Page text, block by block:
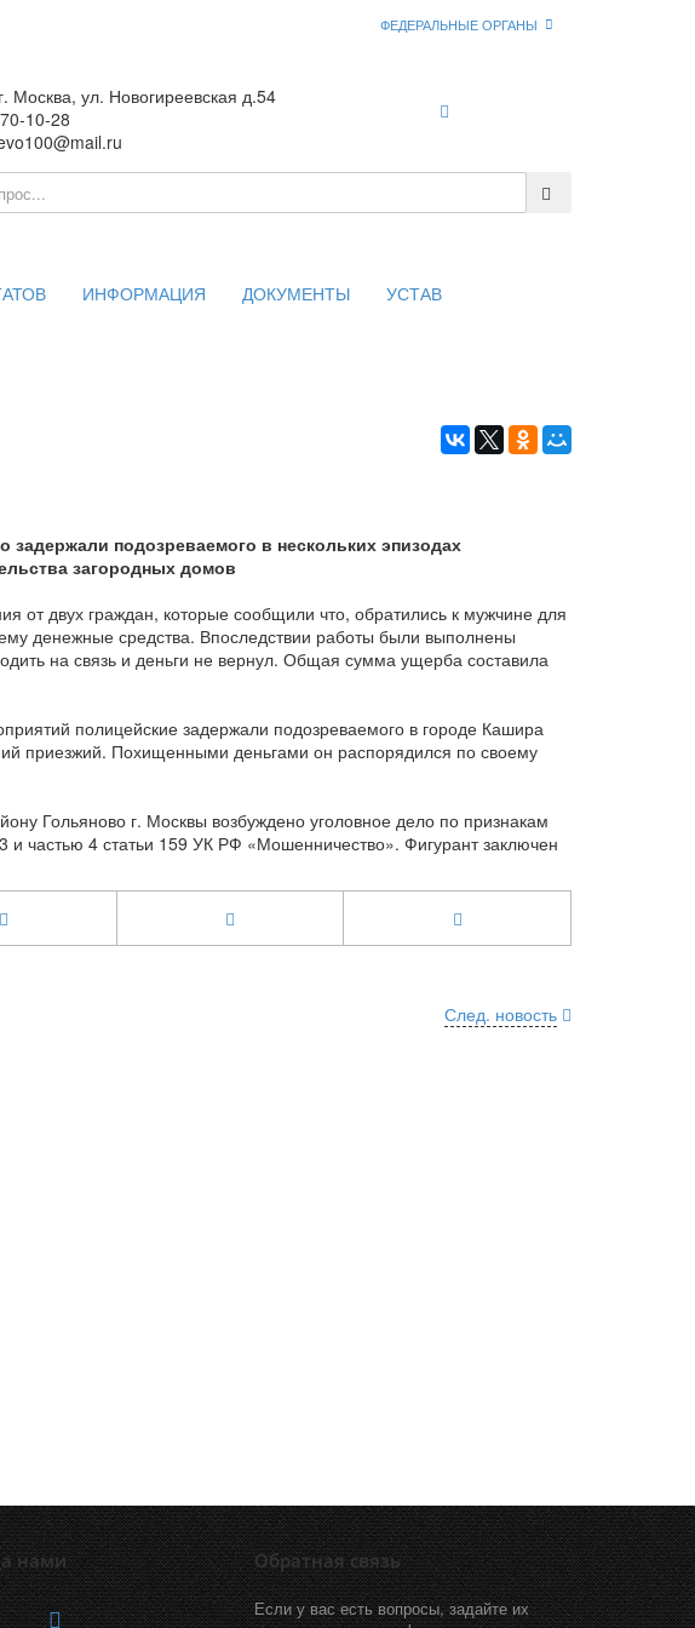
ФЕДЕРАЛЬНЫЕ ОРГАНЫ
Москва, ул. Новогиреевская д.54
10-28
ИНФОРМАЦИЯ ДОКУМЕНТЫ УСТАВ
подозреваемого в нескольких эпизодах
загородных домов
от двух граждан, которые сообщили что, обратились к мужчине для
денежные средства. Впоследствии работы были выполнены
на связь и деньги не вернул. Общая сумма ущерба составила
полицейские задержали подозреваемого в городе Кашира
приезжий. Похищенными деньгами он распорядился по своему
Гольяново г. Москвы возбуждено уголовное дело по признакам
и частью 4 статьи 159 УК РФ «Мошенничество». Фигурант заключен
След. новость
нами Обратная связь
Если у вас есть вопросы, задайте их